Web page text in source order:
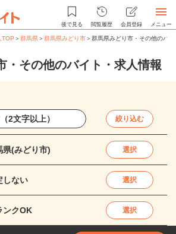
後で見る 閲覧履歴 会員登録 メニュー
TOP ＞群馬県＞群馬県みどり市＞群馬県みどり市・その他のバ
・その他のバイト・求人情報
絞り込む
県(みどり市) 選択
しない 選択
ンクOK 選択